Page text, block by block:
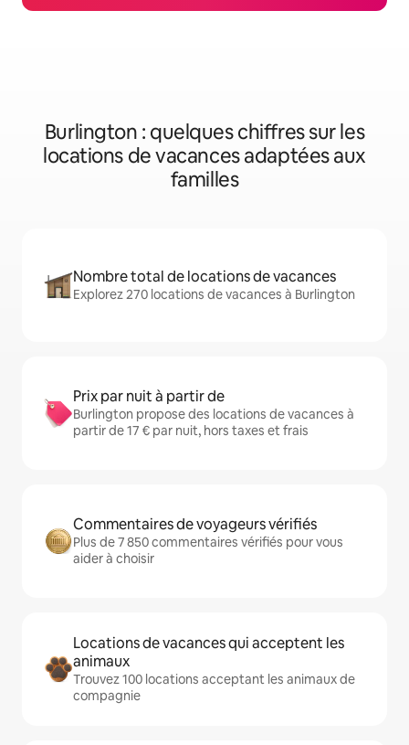
Burlington : quelques chiffres sur les
locations de vacances adaptées aux
familles
Nombre total de locations de vacances
Explorez 270 locations de vacances à Burlington
Prix par nuit à partir de
Burlington propose des locations de vacances à
partir de 17 € par nuit, hors taxes et frais
Commentaires de voyageurs vérifiés
Plus de 7 850 commentaires vérifiés pour vous
aider à choisir
Locations de vacances qui acceptent les
animaux
Trouvez 100 locations acceptant les animaux de
compagnie